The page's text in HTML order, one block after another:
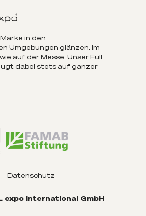
in den
Umgebungen glänzen. Im
auf der Messe. Unser Full
dabei stets auf ganzer
Datenschutz
expo International GmbH